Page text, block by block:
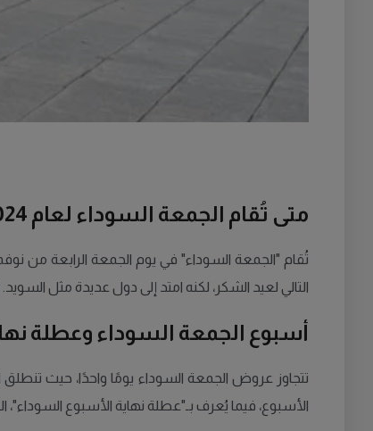
متى تُقام الجمعة السوداء لعام 2024؟
تُقام "الجمعة السوداء" في يوم الجمعة الرابعة من نوفمبر كل عام. في
التالي لعيد الشكر، لكنه امتد إلى دول عديدة مثل
أسبوع الجمعة السوداء وعطلة
الأسبوع، فيما يُعرف بـ"عطلة نهاية الأسبوع السوداء"، التي توافق يومي 30